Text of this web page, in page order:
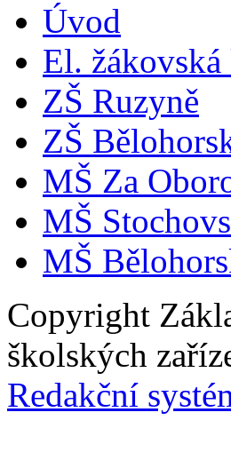
Úvod
El.
ZŠ Ruzyně
ZŠ
MŠ Za
MŠ
MŠ
Copyright
školských
Redakční